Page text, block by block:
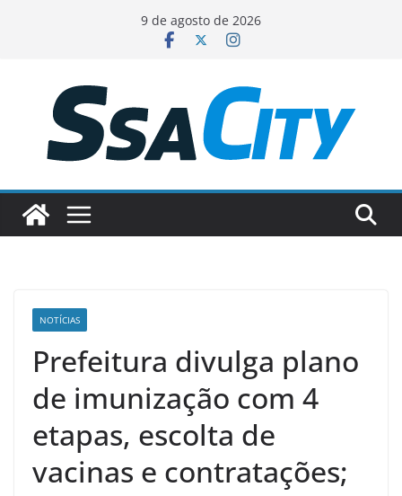
conteúdo
9 de agosto de 2026
NOTÍCIAS
Prefeitura divulga plano
de imunização com 4
etapas, escolta de
vacinas e contratações;